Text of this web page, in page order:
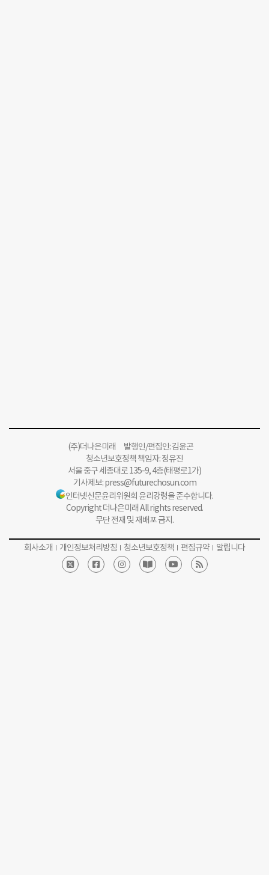
(주)더나은미래 발행인/편집인: 김윤곤
청소년보호정책 책임자: 정유진
서울 중구 세종대로 135-9, 4층(태평로1가)
기사제보:press@futurechosun.com
인터넷신문윤리위원회 윤리강령을 준수합니다.
Copyright 더나은미래 All rights reserved.
무단 전재 및 재배포 금지.
회사소개 개인정보처리방침 청소년보호정책 편집규약 알립니다